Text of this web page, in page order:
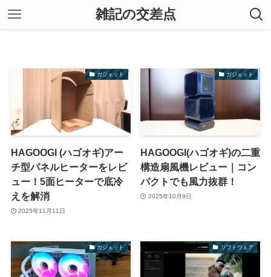
雑記の交差点
ガジェット
HAGOOGI (ハゴオギ)アー
チ型パネルヒーターをレビ
ュー！5面ヒーターで底冷
えを解消
2025年11月11日
ガジェット
HAGOOGI(ハゴオギ)の二重
構造扇風機レビュー｜コン
パクトでも風力抜群！
2025年10月9日
ガジェット ソフトウェア